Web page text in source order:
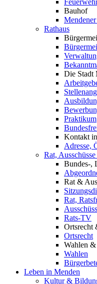
Bauhof
Rathaus
Die Stadt
Praktikum
Kontakt
Adresse,
Rat,
Bundes-,
Rat &
Rat,
Rats-TV
Ortsrecht
Ortsrecht
Wahlen
Wahlen
Leben in Menden
Kultur &